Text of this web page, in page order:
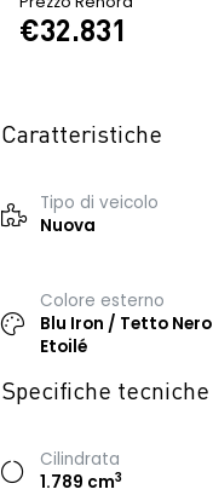
€32.831
Caratteristiche
Tipo di veicolo
Nuova
Colore esterno
Blu Iron / Tetto Nero
Etoilé
Specifiche tecniche
Cilindrata
1.789 cm3